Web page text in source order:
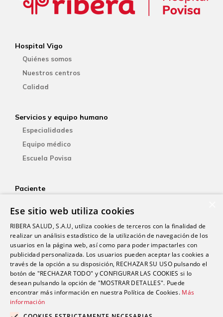
Hospital Vigo
Quiénes somos
Nuestros centros
Calidad
Servicios y equipo humano
Especialidades
Equipo médico
Escuela Povisa
Paciente
YOsalud
Atención al paciente
Guía del paciente
Consentimiento informado
Paciente internacional
Investigación
Actualidad
Ese sitio web utiliza cookies
RIBERA SALUD, S.A.U, utiliza cookies de terceros con la finalidad de
realizar un análisis estadístico de la utilización de navegación de los
usuarios en la página web, así como para poder impactarles con
publicidad personalizada. Los usuarios pueden aceptar las cookies a
través de la opción a su disposición, RECHAZAR SU USO pulsando el
botón de "RECHAZAR TODO" y CONFIGURAR LAS COOKIES si lo
desean pulsando la opción de "MOSTRAR DETALLES". Puede
encontrar más información en nuestra Política de Cookies. Más
información